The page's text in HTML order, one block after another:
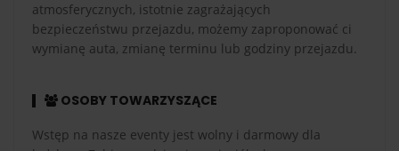
atmosferycznych, istotnie zagrażających
bezpieczeństwu przejazdu, możemy zaproponować ci
wymianę auta, zmianę terminu lub godziny przejazdu.
OSOBY TOWARZYSZĄCE
Wstęp na nasze eventy jest wolny i darmowy dla